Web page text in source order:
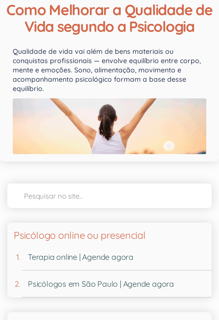
Como Melhorar a Qualidade de
Vida segundo a Psicologia
Qualidade de vida vai além de bens materiais ou
conquistas profissionais — envolve equilíbrio entre corpo,
mente e emoções. Sono, alimentação, movimento e
acompanhamento psicológico formam a base desse
equilíbrio.
Psicólogo online ou presencial
Terapia online | Agende agora
Psicólogos em São Paulo | Agende agora